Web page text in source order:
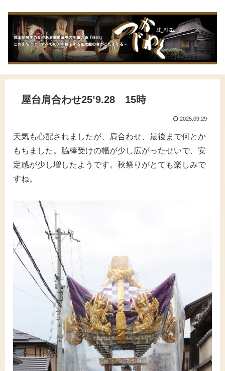
屋台肩合わせ25’9.28 15時
2025.09.29
天気も心配されましたが、肩合わせ、最後まで何とか
もちました。脇棒受けの幅が少し広がったせいで、安
定感が少し増したようです。秋祭りがとても楽しみで
すね。